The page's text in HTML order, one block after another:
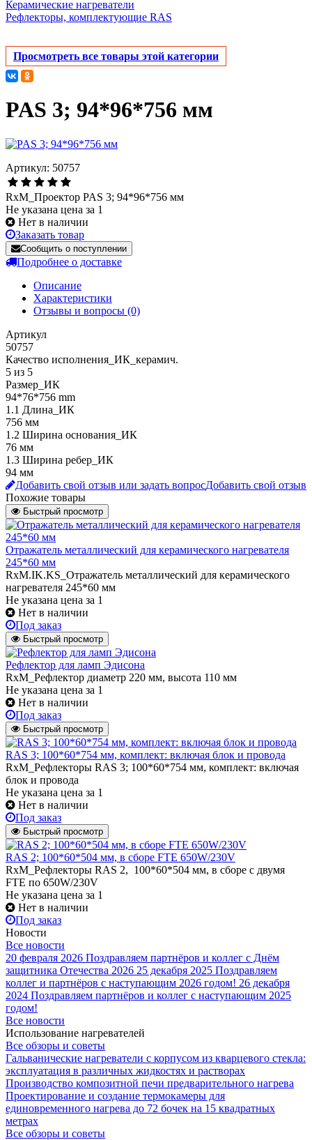
Керамические нагреватели
Рефлекторы, комплектующие RAS
Просмотреть все товары этой категории
PAS 3; 94*96*756 мм
Артикул: 50757
RxM_Проектор PAS 3; 94*96*756 мм
Не указана цена за 1
Нет в наличии
Заказать товар
Сообщить о поступлении
Подробнее о доставке
Описание
Характеристики
Отзывы и вопросы (0)
Артикул
50757
Качество исполнения_ИК_керамич.
5 из 5
Размер_ИК
94*76*756 mm
1.1 Длина_ИК
756 мм
1.2 Ширина основания_ИК
76 мм
1.3 Ширина ребер_ИК
94 мм
Добавить свой отзыв или задать вопросДобавить свой отзыв
Похожие товары
Быстрый просмотр
Отражатель металлический для керамического нагревателя
245*60 мм
RxM.IK.KS_Отражатель металлический для керамического
нагревателя 245*60 мм
Не указана цена за 1
Нет в наличии
Под заказ
Быстрый просмотр
Рефлектор для ламп Эдисона
RxM_Рефлектор диаметр 220 мм, высота 110 мм
Не указана цена за 1
Нет в наличии
Под заказ
Быстрый просмотр
RAS 3; 100*60*754 мм, комплект: включая блок и провода
RxM_Рефлекторы RAS 3; 100*60*754 мм, комплект: включая
блок и провода
Не указана цена за 1
Нет в наличии
Под заказ
Быстрый просмотр
RAS 2; 100*60*504 мм, в сборе FTE 650W/230V
RxM_Рефлекторы RAS 2, 100*60*504 мм, в сборе с двумя
FTE по 650W/230V
Не указана цена за 1
Нет в наличии
Под заказ
Новости
Все новости
20 февраля 2026 Поздравляем партнёров и коллег с Днём
защитника Отечества 2026 25 декабря 2025 Поздравляем
коллег и партнёров с наступающим 2026 годом! 26 декабря
2024 Поздравляем партнёров и коллег с наступающим 2025
годом!
Все новости
Использование нагревателей
Все обзоры и советы
Гальванические нагреватели с корпусом из кварцевого стекла:
эксплуатация в различных жидкостях и растворах
Производство композитной печи предварительного нагрева
Проектирование и создание термокамеры для
единовременного нагрева до 72 бочек на 15 квадратных
метрах
Все обзоры и советы